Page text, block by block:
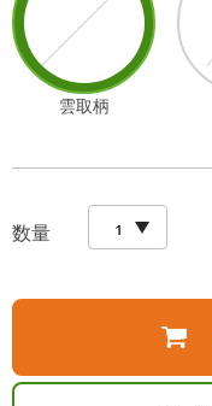
雲取柄
数量